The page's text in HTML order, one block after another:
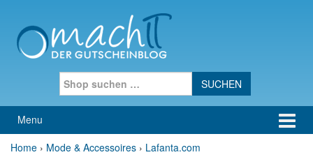
Menu
Home › Mode & Accessoires › Lafanta.com